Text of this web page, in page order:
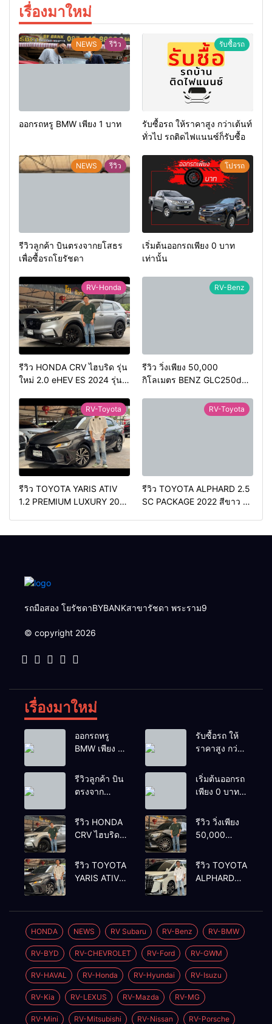
เรื่องมาใหม่
NEWS รีวิว
ออกรถหรู BMW เพียง 1 บาท
รับซื้อรถ
รับซื้อรถ ให้ราคาสูง กว่าเต้นท์
ทั่วไป รถติดไฟแนนซ์ก็รับซื้อ
NEWS รีวิว
รีวิวลูกค้า บินตรงจากยโสธร
เพื่อซื้อรถโยรัชดา
โปรรถ
เริ่มต้นออกรถเพียง 0 บาท
เท่านั้น
RV-Honda
รีวิว HONDA CRV ไฮบริด รุ่น
ใหม่ 2.0 eHEV ES 2024 รุ่น
วิ่ง3หมื่นกว่าโล
RV-Benz
รีวิว วิ่งเพียง 50,000
กิโลเมตร BENZ GLC250d
เดียว ดีเซล สวยหายาก ทรง
RV-Toyota
รีวิว TOYOTA YARIS ATIV
1.2 PREMIUM LUXURY 2024
RV-Toyota
รีวิว TOYOTA ALPHARD 2.5
SC PACKAGE 2022 สีขาว ท้อ
รถมือสอง โยรัชดาBYBANKสาขารัชดา พระราม9
© copyright 2026
เรื่องมาใหม่
ออกรถหรู
BMW เพียง 1
รับซื้อรถ ให้
ราคาสูง กว่า
ติดไฟแนนซ์ก็
รับซื้อ
รีวิวลูกค้า บิน
ตรงจาก
รถโยรัชดา
เริ่มต้นออกรถ
เพียง 0 บาท
รีวิว HONDA
CRV ไฮบริด
eHEV ES
2024 รุ่นรอง
วิ่ง3หมื่นกว่า
โล
รีวิว วิ่งเพียง
50,000
BENZ
GLC250d
เดียว ดีเซล
สวยหายาก
ทรง สปอร์ต
รีวิว TOYOTA
YARIS ATIV
ตัวท้อปสุ
ด✅ราคา
579,000
บาท🛣️วิ่งน้อย
เพียง 400 กม.
รีวิว TOYOTA
ALPHARD
ท้อป
เบนซิน✅ราคา
2,050,000
บาท🛣️วิ่งน้อย
เพียง 70,000
กม.
HONDA NEWS RV Subaru RV-Benz RV-BMW
RV-BYD RV-CHEVROLET RV-Ford RV-GWM
RV-HAVAL RV-Honda RV-Hyundai RV-Isuzu
RV-Kia RV-LEXUS RV-Mazda RV-MG
RV-Mini RV-Mitsubishi RV-Nissan RV-Porsche